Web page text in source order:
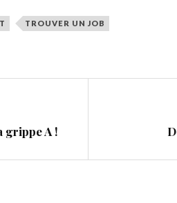
TROUVER UN JOB
grippe A !